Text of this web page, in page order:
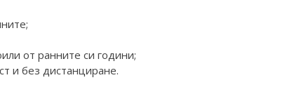
от ранните си години;
и без дистанциране.